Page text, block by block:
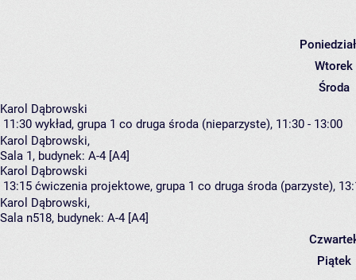
Wtorek
Środa
Karol Dąbrowski
11:30 wykład, grupa 1 co druga środa (nieparzyste), 11:30 - 13:00
Karol Dąbrowski,
Sala 1, budynek: A-4 [A4]
Karol Dąbrowski
13:15 ćwiczenia projektowe, grupa 1 co druga środa (parzyste),
Karol Dąbrowski,
Sala n518, budynek: A-4 [A4]
Piątek